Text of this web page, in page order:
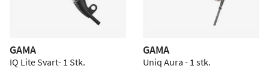
GAMA
IQ Lite Svart- 1 Stk.
GAMA
Uniq Aura - 1 stk.